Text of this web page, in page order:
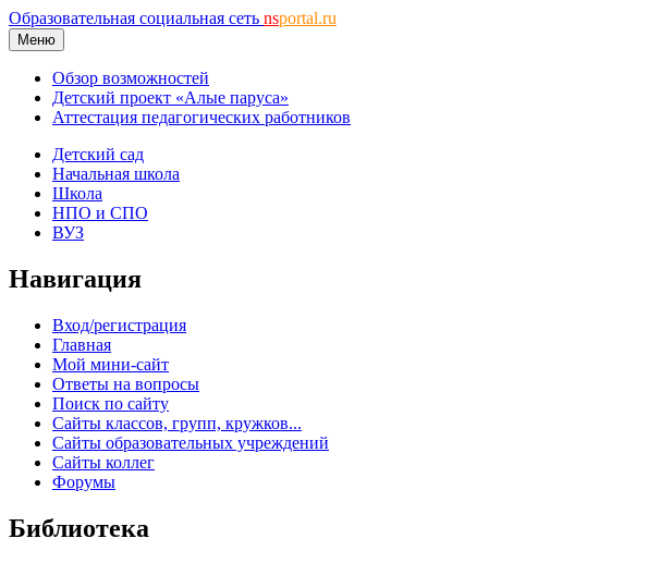
Образовательная социальная сеть nsportal.ru
Меню
Обзор возможностей
Детский проект «Алые паруса»
Аттестация педагогических работников
Детский сад
Начальная школа
Школа
НПО и СПО
ВУЗ
Навигация
Вход/регистрация
Главная
Мой мини-сайт
Ответы на вопросы
Поиск по сайту
Сайты классов, групп, кружков...
Сайты образовательных учреждений
Сайты коллег
Форумы
Библиотека